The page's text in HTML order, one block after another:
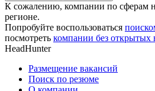
К сожалению, компании по сферам
регионе.
Попробуйте воспользоваться
посмотреть компании без открытых
HeadHunter
Размещение вакансий
Поиск по резюме